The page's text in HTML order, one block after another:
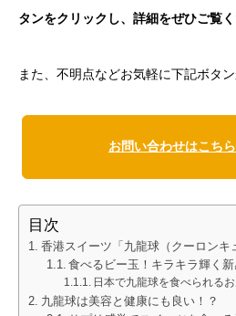
タンをクリックし、詳細をぜひご覧
また、不明点などお気軽に下記ボタ
お問い合わせはこち
目次
香港スイーツ「九龍球（クーロンキ
食べるビー玉！キラキラ輝く
日本で九龍球を食べられる
九龍球は美容と健康にも良い！？